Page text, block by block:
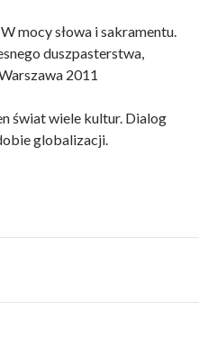
mocy słowa i sakramentu.
duszpasterstwa,
2011
świat wiele kultur. Dialog
globalizacji.